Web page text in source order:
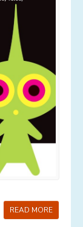
READ MORE